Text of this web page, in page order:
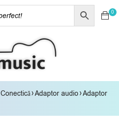
0
Conectică›Adaptor audio›Adaptor